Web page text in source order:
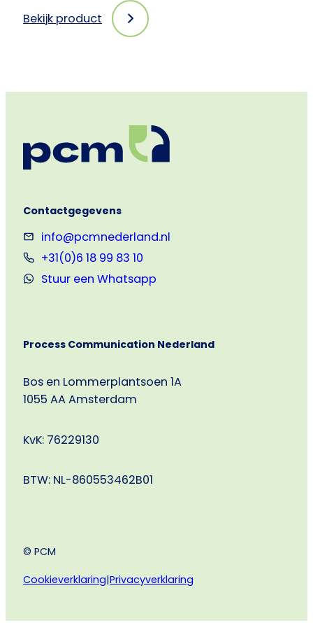
Bekijk product
:
persoonlijkheidstypen -
logo
(NL/EN)
Contactgegevens
info@pcmnederland.nl
+31(0)6 18 99 83 10
Stuur een Whatsapp
Process Communication Nederland
Bos en Lommerplantsoen 1A
1055 AA Amsterdam
KvK: 76229130
BTW: NL-860553462B01
© PCM
Cookieverklaring|Privacyverklaring